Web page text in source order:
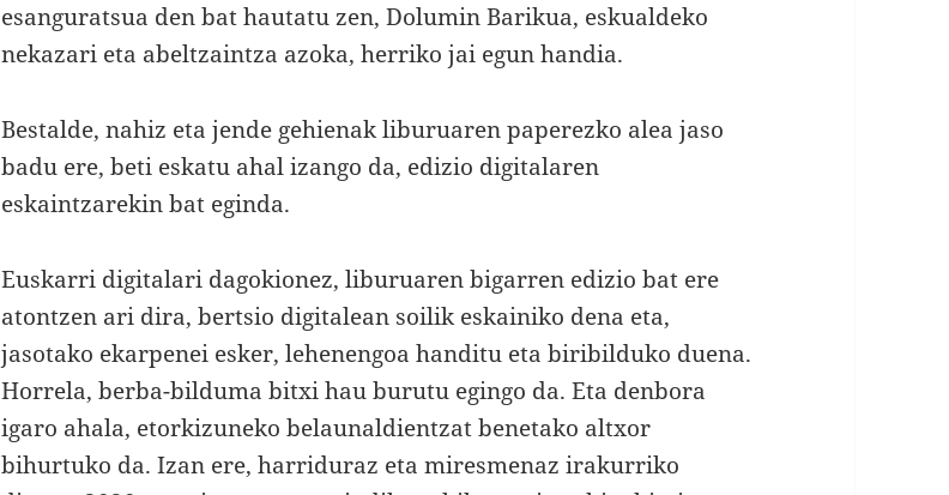
esanguratsua den bat hautatu zen, Dolumin Barikua, eskualdeko
nekazari eta abeltzaintza azoka, herriko jai egun handia.
Bestalde, nahiz eta jende gehienak liburuaren paperezko alea jaso
badu ere, beti eskatu ahal izango da, edizio digitalaren
eskaintzarekin bat eginda.
Euskarri digitalari dagokionez, liburuaren bigarren edizio bat ere
atontzen ari dira, bertsio digitalean soilik eskainiko dena eta,
jasotako ekarpenei esker, lehenengoa handitu eta biribilduko duena.
Horrela, berba-bilduma bitxi hau burutu egingo da. Eta denbora
igaro ahala, etorkizuneko belaunaldientzat benetako altxor
bihurtuko da. Izan ere, harriduraz eta miresmenaz irakurriko